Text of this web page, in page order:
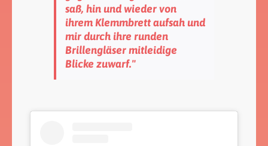
saß, hin und wieder von
ihrem Klemmbrett aufsah und
mir durch ihre runden
Brillengläser mitleidige
Blicke zuwarf."